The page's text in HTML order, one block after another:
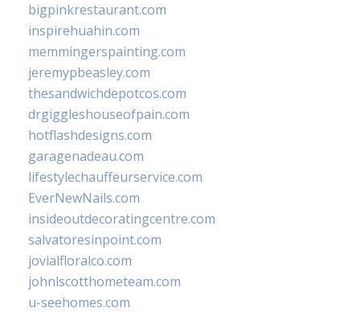
bigpinkrestaurant.com
inspirehuahin.com
memmingerspainting.com
jeremypbeasley.com
thesandwichdepotcos.com
drgiggleshouseofpain.com
hotflashdesigns.com
garagenadeau.com
lifestylechauffeurservice.com
EverNewNails.com
insideoutdecoratingcentre.com
salvatoresinpoint.com
jovialfloralco.com
johnlscotthometeam.com
u-seehomes.com